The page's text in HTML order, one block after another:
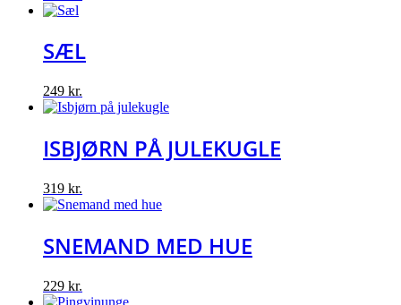
SÆL
249 kr.
ISBJØRN PÅ JULEKUGLE
319 kr.
SNEMAND MED HUE
229 kr.